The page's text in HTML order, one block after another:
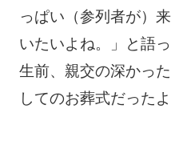
っぱい（参列者が）
いたいよね。」と語
生前、親交の深かっ
してのお葬式だったよ